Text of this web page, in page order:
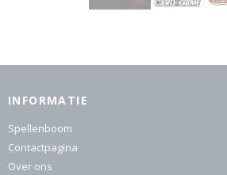
INFORMATIE
Spellenboom
Contactpagina
Over ons